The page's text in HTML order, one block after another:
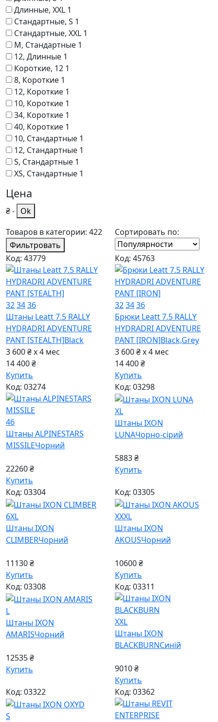
Длинные, XXL 1
Стандартные, S 1
Стандартные, XXL 1
M, Стандартные 1
12, Длинные 1
Короткие, 12 1
8, Короткие 1
12, Короткие 1
10, Короткие 1
34, Короткие 1
40, Короткие 1
10, Стандартные 1
12, Стандартные 1
S, Стандартные 1
XS, Стандартные 1
Цена
₴- Ok
Товаров в категории: 422
Фильтровать
Сортировать по:
Код: 43779
323436
Штаны Leatt 7.5 RALLY
HYDRADRI ADVENTURE
PANT [STEALTH]Black
3 600 ₴ x 4 мес
14 400 ₴
Купить
Код: 45763
323436
Брюки Leatt 7.5 RALLY
HYDRADRI ADVENTURE
PANT [IRON]Black,Grey
3 600 ₴ x 4 мес
14 400 ₴
Купить
Код: 03274
46
Штаны ALPINESTARS
MISSILEЧорний
22260 ₴
Купить
Код: 03298
XL
Штаны IXON
LUNAЧорно-сiрий
5883 ₴
Купить
Код: 03304
6XL
Штаны IXON
CLIMBERЧорний
11130 ₴
Купить
Код: 03305
XXXL
Штаны IXON
AKOUSЧорний
10600 ₴
Купить
Код: 03308
L
Штаны IXON
AMARISЧорний
12535 ₴
Купить
Код: 03311
XXL
Штаны IXON
BLACKBURNСинiй
9010 ₴
Купить
Код: 03322
S
Код: 03362